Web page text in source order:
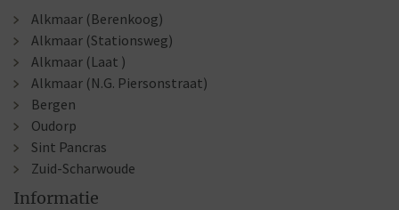
Alkmaar (Berenkoog)
Alkmaar (Stationsweg)
Alkmaar (Laat )
Alkmaar (N.G. Piersonstraat)
Bergen
Oudorp
Sint Pancras
Zuid-Scharwoude
Informatie